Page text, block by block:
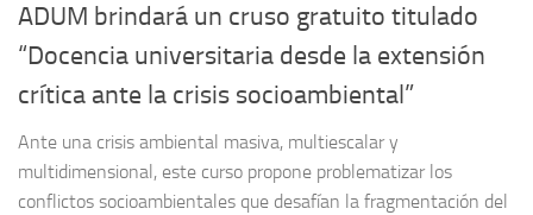
ADUM brindará un cruso gratuito titulado
“Docencia universitaria desde la extensión
crítica ante la crisis socioambiental”
Ante una crisis ambiental masiva, multiescalar y
multidimensional, este curso propone problematizar los
conflictos socioambientales que desafían la fragmentación del